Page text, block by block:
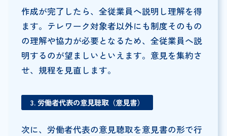
作成が完了したら、全従業員へ説明し理解を得
ます。テレワーク対象者以外にも制度そのもの
の理解や協力が必要となるため、全従業員へ説
明するのが望ましいといえます。意見を集約さ
せ、規程を見直します。
3. 労働者代表の意見聴取（意見書）
次に、労働者代表の意見聴取を意見書の形で行